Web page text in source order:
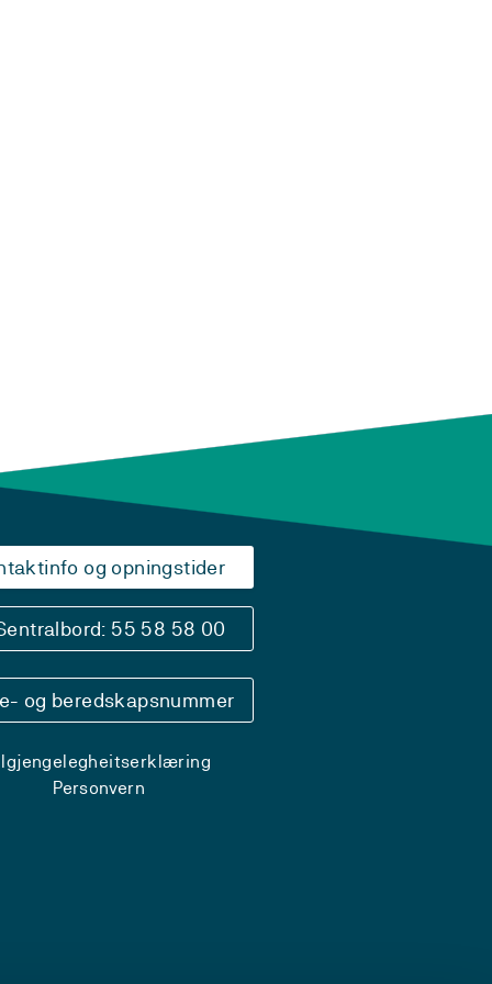
og opningstider
55 58 58 00
og beredskapsnummer
Personvern